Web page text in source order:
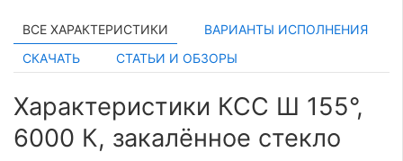
ВСЕ ХАРАКТЕРИСТИКИ
ВАРИАНТЫ ИСПОЛНЕНИЯ
СКАЧАТЬ
СТАТЬИ И ОБЗОРЫ
Характеристики КСС Ш 155°,
6000 К, закалённое стекло